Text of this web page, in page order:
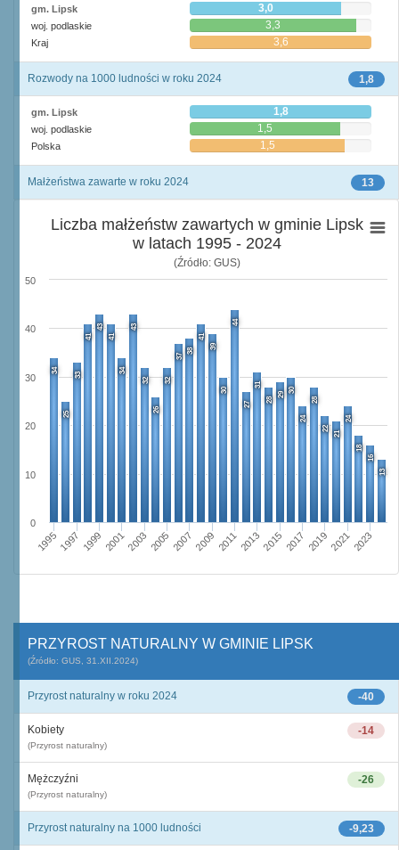
gm. Lipsk 3,0
woj. podlaskie 3,3
Kraj 3,6
1,8
Rozwody na 1000 ludności w roku 2024
gm. Lipsk 1,8
woj. podlaskie 1,5
Polska 1,5
13
Małżeństwa zawarte w roku 2024
Liczba małżeństw zawartych w gminie Lipsk
w latach 1995 - 2024
(Źródło: GUS)
34
25
33
41
43
41
34
43
32
26
32
37
38
41
39
30
44
27
31
28
29
30
24
28
22
21
24
18
16
13
19951997 1999 20012003 2005 2007 2009 201120132015 2017 201920212023
0
10
20
30
40
50
PRZYROST NATURALNY W GMINIE LIPSK
(Źródło: GUS, 31.XII.2024)
-40
Przyrost naturalny w roku 2024
-14
Kobiety
(Przyrost naturalny)
-26
Mężczyźni
(Przyrost naturalny)
-9,23
Przyrost naturalny na 1000 ludności